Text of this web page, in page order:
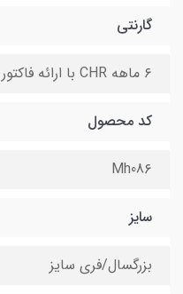
گارنتی
۶ ماهه CHR با ارائه فاکتور یا رسیدخرید
کد محصول
Mh08۶
سایز
بزرگسال/فری سایز